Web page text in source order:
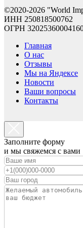
©2020-2026 "World
ИНН 250818500762
ОГРН
Главная
О нас
Отзывы
Мы на Яндексе
Новости
Ваши вопросы
Контакты
Заполните форму
и мы свяжемся с вами